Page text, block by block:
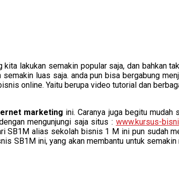
lakukan semakin popular saja, dan bahkan
luas saja. anda pun bisa bergabung
online. Yaitu berupa video tutorial dan
marketing ini. Caranya juga begitu mudah
mengunjungi saja situs : www.kursus-
SB1M alias sekolah bisnis 1 M ini pun sudah
SB1M ini, yang akan membantu untuk